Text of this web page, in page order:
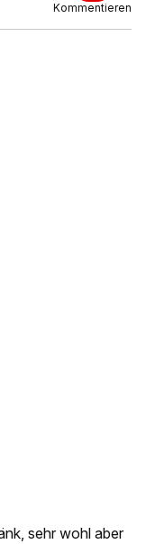
Kommentieren
sehr wohl aber